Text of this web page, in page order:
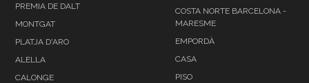
PREMIA DE DALT
MONTGAT
PLATJA D'ARO
ALELLA
CALONGE
COSTA NORTE BARCELONA -
MARESME
EMPORDÀ
CASA
PISO